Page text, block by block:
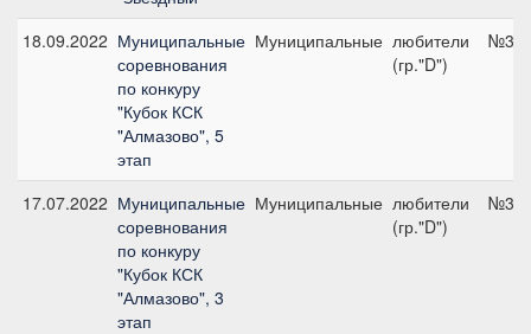
18.09.2022 Муниципальные
соревнования
по конкуру
"Кубок КСК
"Алмазово", 5
этап
Муниципальные любители
(гр."D")
№3,
17.07.2022 Муниципальные
соревнования
по конкуру
"Кубок КСК
"Алмазово", 3
этап
Муниципальные любители
(гр."D")
№3,